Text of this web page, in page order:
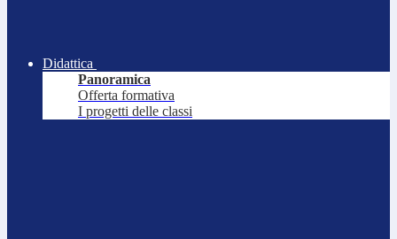
Didattica
Panoramica
Offerta formativa
I progetti delle classi